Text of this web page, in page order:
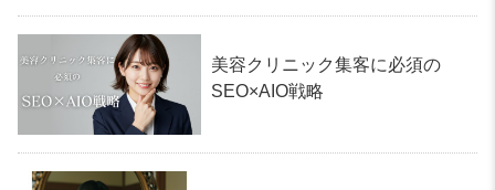
美容クリニック集客に必須の
SEO×AIO戦略